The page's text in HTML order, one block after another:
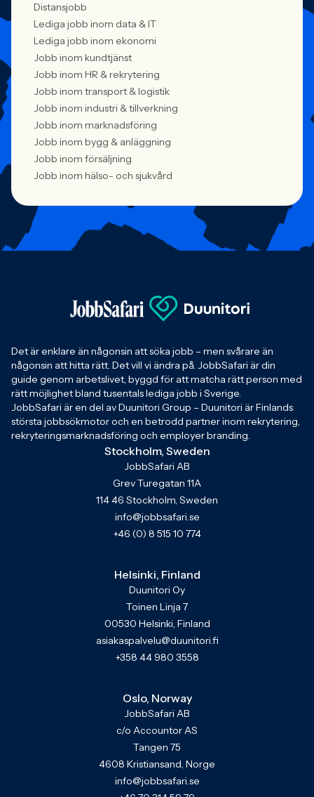
Distansjobb
Lediga jobb inom data & IT
Lediga jobb inom ekonomi
Jobb inom kundtjänst
Jobb inom HR & rekrytering
Jobb inom transport & logistik
Jobb inom industri & tillverkning
Jobb inom marknadsföring
Jobb inom bygg & anläggning
Jobb inom försäljning
Jobb inom hälso- och sjukvård
Det är enklare än någonsin att söka jobb – men svårare än
någonsin att hitta rätt. Det vill vi ändra på. JobbSafari är din
guide genom arbetslivet, byggd för att matcha rätt person med
rätt möjlighet bland tusentals lediga jobb i Sverige.
JobbSafari är en del av Duunitori Group – Duunitori är Finlands
största jobbsökmotor och en betrodd partner inom rekrytering,
rekryteringsmarknadsföring och employer branding.
Stockholm, Sweden
JobbSafari AB
Grev Turegatan 11A
114 46 Stockholm, Sweden
info@jobbsafari.se
+46 (0) 8 515 10 774
Helsinki, Finland
Duunitori Oy
Toinen Linja 7
00530 Helsinki, Finland
asiakaspalvelu@duunitori.fi
+358 44 980 3558
Oslo, Norway
JobbSafari AB
c/o Accountor AS
Tangen 75
4608 Kristiansand, Norge
info@jobbsafari.se